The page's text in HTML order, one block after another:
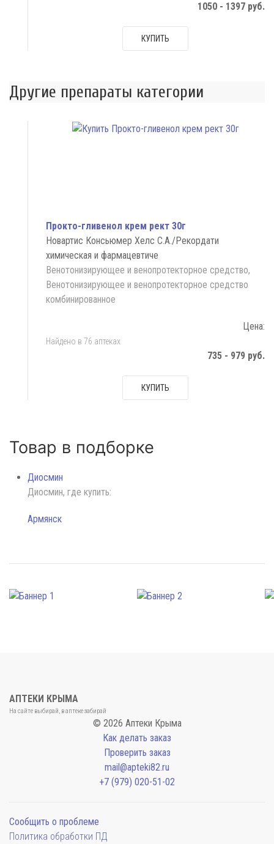
1050 - 1397 руб.
КУПИТЬ
Другие препараты категории
Прокто-гливенол крем рект 30г
Новартис Консьюмер Хелс С.А./Рекордати
химическая и фармацевтиче
Венотонизирующее и венопротекторное средство,
Венотонизирующее и венопротекторное средство
комбинированное
Цена:
Найдено в 76 аптеках
735 - 979 руб.
КУПИТЬ
Товар в подборке
Диосмин
Диосмин, где купить:
Армянск
АПТЕКИ КРЫМА
На сайте выбирай, в аптеке забирай
© 2026 Аптеки Крыма
Как делать заказ
Проверить заказ
mail@apteki82.ru
+7 (979) 020-51-02
Сообщить о проблеме
Политика обработки ПД